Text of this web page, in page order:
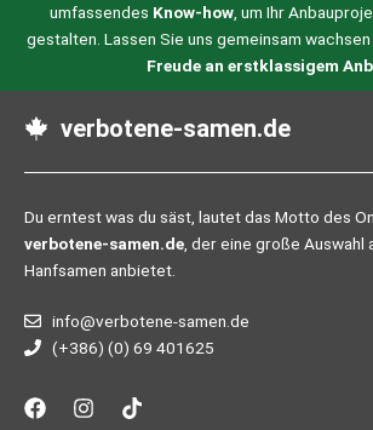
umfassendes Know-how, um Ihr
gestalten. Lassen Sie uns gemeinsam
Freude an erstklassigem
verbotene-samen.de
Du erntest was du säst, lautet das Motto des
verbotene-samen.de , der eine große Auswahl
Hanfsamen anbietet.
info@verbotene-samen.de
(+386) (0) 69 401625
F
a
I
n
T
i